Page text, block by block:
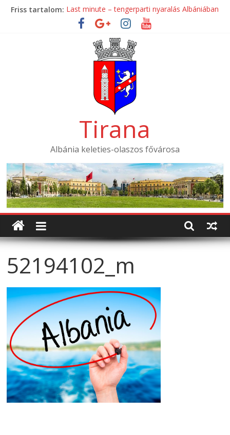
SkipFriss tartalom: Last minute – tengerparti nyaralás Albániában
Mondial Hotel ****
Mak Albania Hotel *****
La Bohème Hotel ****
Tirana International Hotel ****
Tirana
Albánia keleties-olaszos fővárosa
52194102_m